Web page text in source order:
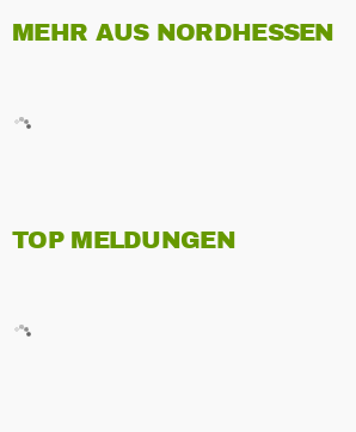
MEHR AUS NORDHESSEN
TOP MELDUNGEN